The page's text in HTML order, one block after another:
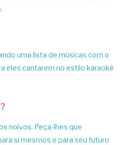
uma lista de músicas com o
eles cantarem no estilo karaokê
noivos. Peça-lhes que
si mesmos e para seu futuro